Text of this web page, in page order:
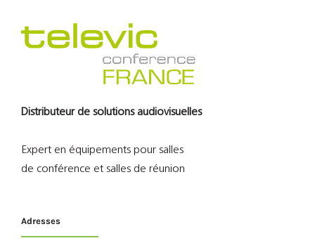
Distributeur de solutions audiovisuelles
Expert en équipements pour salles
de conférence et salles de réunion
Adresses